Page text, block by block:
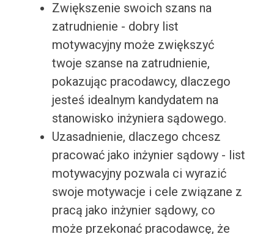
Zwiększenie swoich szans na
zatrudnienie - dobry list
motywacyjny może zwiększyć
twoje szanse na zatrudnienie,
pokazując pracodawcy, dlaczego
jesteś idealnym kandydatem na
stanowisko inżyniera sądowego.
Uzasadnienie, dlaczego chcesz
pracować jako inżynier sądowy - list
motywacyjny pozwala ci wyrazić
swoje motywacje i cele związane z
pracą jako inżynier sądowy, co
może przekonać pracodawcę, że